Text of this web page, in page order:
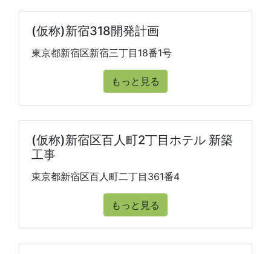
(仮称)新宿318開発計画
東京都新宿区新宿三丁目18番1号
もっと見る
(仮称)新宿区百人町2丁目ホテル 新築
工事
東京都新宿区百人町二丁目361番4
もっと見る